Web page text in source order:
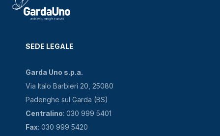
SEDE LEGALE
Garda Uno s.p.a.
Via Italo Barbieri 20, 25080
Padenghe sul Garda (BS)
Centralino: 030 999 5401
Fax: 030 999 5420